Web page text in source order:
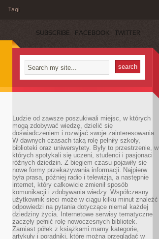
Tagi
SUBSCRIBE FACEBOOK TWITTER
Ludzie od zawsze poszukiwali miejsc, w których
mogą zdobywać wiedzę, dzielić się
doświadczeniem i rozwijać swoje zainteresowania.
W dawnych czasach taką rolę pełniły szkoły,
biblioteki oraz uniwersytety. Były to przestrzenie, w
których spotykali się uczeni, studenci i pasjonaci
różnych dziedzin. Z biegiem czasu pojawiły się
nowe formy przekazywania informacji. Najpierw
była prasa, później radio i telewizja, a następnie
internet, który całkowicie zmienił sposób
komunikacji i zdobywania wiedzy. Współczesny
użytkownik sieci może w ciągu kilku minut znaleźć
odpowiedzi na pytania dotyczące niemal każdej
dziedziny życia. Internetowe serwisy tematyczne
zaczęły pełnić rolę nowoczesnych bibliotek.
Zamiast półek z książkami mamy kategorie,
artykuły i poradniki, które można przeglądać w